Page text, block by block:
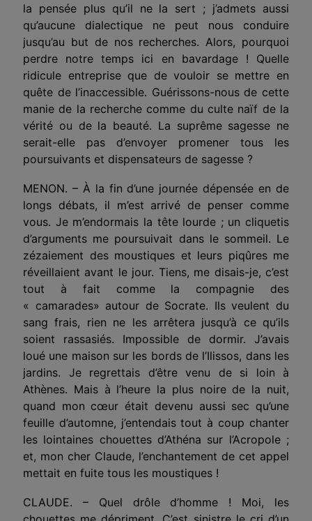
la pensée plus qu’il ne la sert ; j’admets aussi
qu’aucune dialectique ne peut nous conduire
jusqu’au but de nos recherches. Alors, pourquoi
perdre notre temps ici en bavardage ! Quelle
ridicule entreprise que de vouloir se mettre en
quête de l’inaccessible. Guérissons-nous de cette
manie de la recherche comme du culte naïf de la
vérité ou de la beauté. La suprême sagesse ne
serait-elle pas d’envoyer promener tous les
poursuivants et dispensateurs de sagesse ?
MENON. – À la fin d’une journée dépensée en de
longs débats, il m’est arrivé de penser comme
vous. Je m’endormais la tête lourde ; un cliquetis
d’arguments me poursuivait dans le sommeil. Le
zézaiement des moustiques et leurs piqûres me
réveillaient avant le jour. Tiens, me disais-je, c’est
tout à fait comme la compagnie des
« camarades» autour de Socrate. Ils veulent du
sang frais, rien ne les arrêtera jusqu’à ce qu’ils
soient rassasiés. Impossible de dormir. J’avais
loué une maison sur les bords de l’Ilissos, dans les
jardins. Je regrettais d’être venu de si loin à
Athènes. Mais à l’heure la plus noire de la nuit,
quand mon cœur était devenu aussi sec qu’une
feuille d’automne, j’entendais tout à coup chanter
les lointaines chouettes d’Athéna sur l’Acro­pole ;
et, mon cher Claude, l’enchantement de cet appel
mettait en fuite tous les moustiques !
CLAUDE. – Quel drôle d’homme ! Moi, les